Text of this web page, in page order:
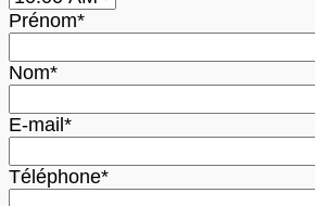
Prénom*
Nom*
E-mail*
Téléphone*